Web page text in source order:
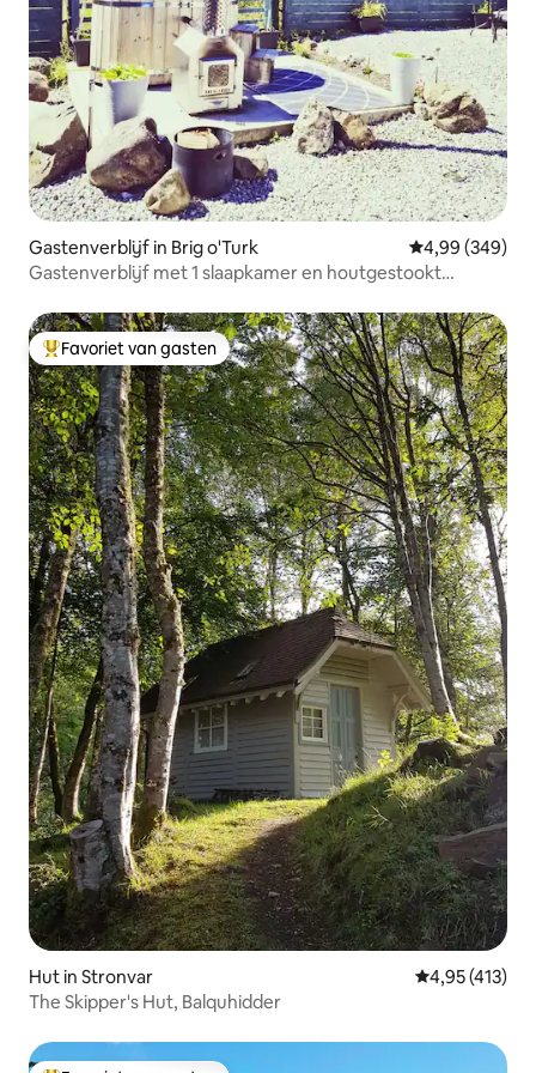
Gastenverblijf in Brig o'Turk Gemiddelde
4,99 (349)
Gastenverblijf met 1 slaapkamer en houtgestookt
Topfavoriet van gasten
Favoriet van gasten
Hut in Stronvar Gemiddelde
4,95 (413)
The Skipper's Hut, Balquhidder